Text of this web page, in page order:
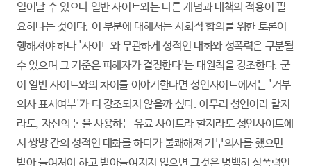
일어날 수 있으나 일반 사이트와는 다른 개념과 대책의 적용이 필
요하냐는 것이다. 이 부분에 대해서는 사회적 합의를 위한 토론이
행해져야 하나 '사이트와 무관하게 성적인 대화와 성폭력은 구분될
수 있으며 그 기준은 피해자가 결정한다'는 대원칙을 강조한다. 굳
이 일반 사이트와의 차이를 이야기한다면 성인사이트에서는 '거부
의사 표시여부'가 더 강조되지 않을까 싶다. 아무리 성인이라 할지
라도, 자신의 돈을 사용하는 유료 사이트라 할지라도 성인사이트에
서 쌍방 간의 성적인 대화를 하다가 불쾌해져 거부의사를 했으면
받아 들여져야 하고 받아들여지지 않으면 그것은 명백히 성폭력인